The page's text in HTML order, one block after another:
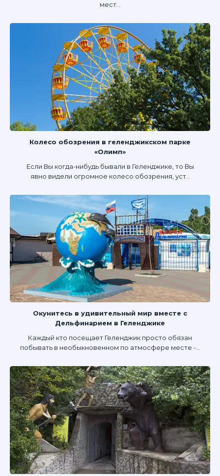
мест...
Колесо обозрения в геленджикском парке
«Олимп»
Если Вы когда-нибудь бывали в Геленджике, то Вы
явно видели огромное колесо обозрения, уст...
Окунитесь в удивительный мир вместе с
Дельфинарием в Геленджике
Каждый кто посещает Геленджик просто обязан
побывать в необыкновенном по атмосфере месте -...